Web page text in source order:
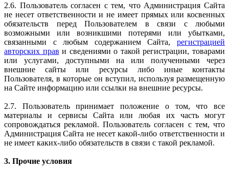
2.6. Пользователь согласен с тем, что Администрация Сайта
не несет ответственности и не имеет прямых или косвенных
обязательств перед Пользователем в связи с любыми
возможными или возникшими потерями или убытками,
связанными с любым содержанием Сайта, регистрацией
авторских прав и сведениями о такой регистрации, товарами
или услугами, доступными на или полученными через
внешние сайты или ресурсы либо иные контакты
Пользователя, в которые он вступил, используя размещенную
на Сайте информацию или ссылки на внешние ресурсы.
2.7. Пользователь принимает положение о том, что все
материалы и сервисы Сайта или любая их часть могут
сопровождаться рекламой. Пользователь согласен с тем, что
Администрация Сайта не несет какой-либо ответственности и
не имеет каких-либо обязательств в связи с такой рекламой.
3. Прочие условия